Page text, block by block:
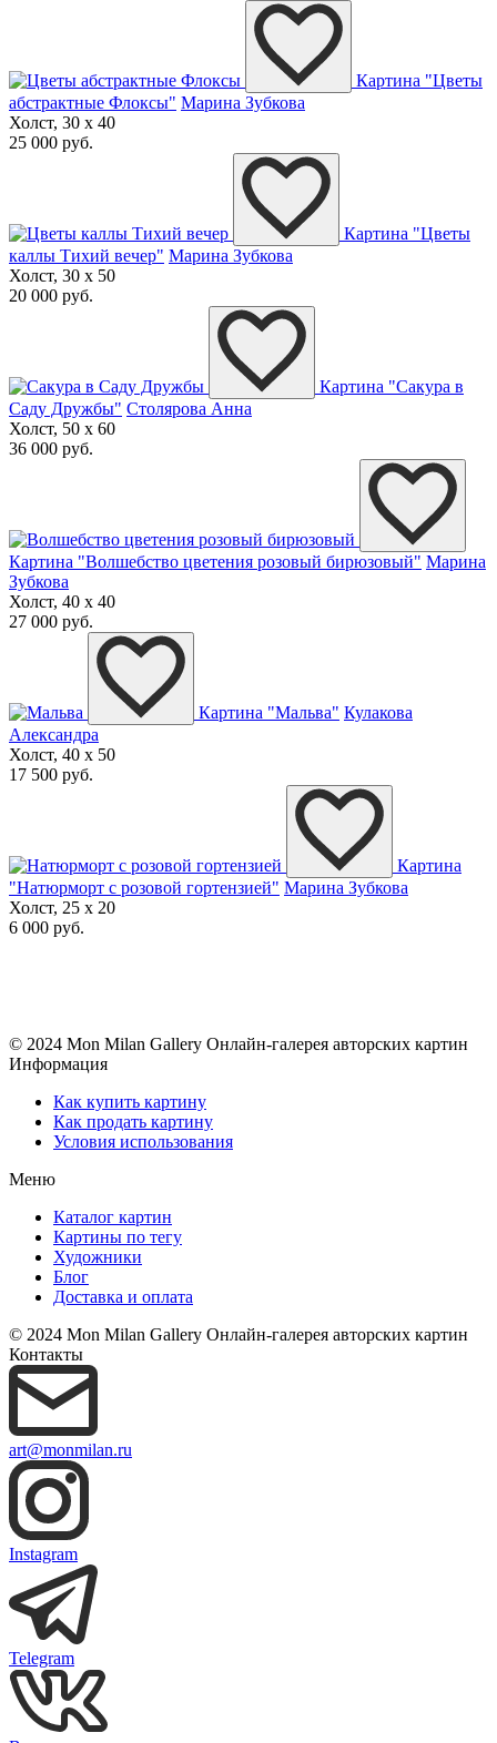
Картина "Цветы
абстрактные Флоксы" Марина Зубкова
Холст, 30 x 40
25 000 руб.
Картина "Цветы
каллы Тихий вечер" Марина Зубкова
Холст, 30 x 50
20 000 руб.
Картина "Сакура в
Саду Дружбы" Столярова Анна
Холст, 50 x 60
36 000 руб.
Картина "Волшебство цветения розовый бирюзовый" Марина
Зубкова
Холст, 40 x 40
27 000 руб.
Картина "Мальва" Кулакова
Александра
Холст, 40 x 50
17 500 руб.
Картина
"Натюрморт с розовой гортензией" Марина Зубкова
Холст, 25 x 20
6 000 руб.
© 2024 Mon Milan Gallery Онлайн-галерея авторских картин
Информация
Как купить картину
Как продать картину
Условия использования
Меню
Каталог картин
Картины по тегу
Художники
Блог
Доставка и оплата
© 2024 Mon Milan Gallery Онлайн-галерея авторских картин
Контакты
art@monmilan.ru
Instagram
Telegram